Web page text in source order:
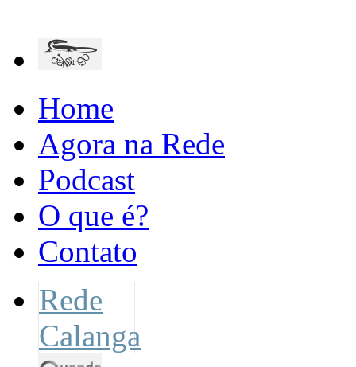
Home
Agora na Rede
Podcast
O que é?
Contato
Rede
Calanga